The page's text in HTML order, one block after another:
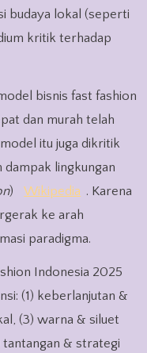
budaya lokal (seperti
kritik terhadap
bisnis fast fashion
dan murah telah
itu juga dikritik
dampak lingkungan
) Wikipedia . Karena
ke arah
paradigma.
Indonesia 2025
(1) keberlanjutan &
(3) warna & siluet
tantangan & strategi